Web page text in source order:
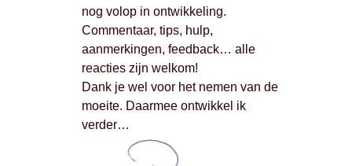
nog volop in ontwikkeling.
Commentaar, tips, hulp,
aanmerkingen, feedback… alle
reacties zijn welkom!
Dank je wel voor het nemen van de
moeite. Daarmee ontwikkel ik
verder…